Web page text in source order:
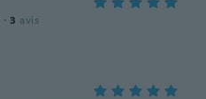
· 3 avis